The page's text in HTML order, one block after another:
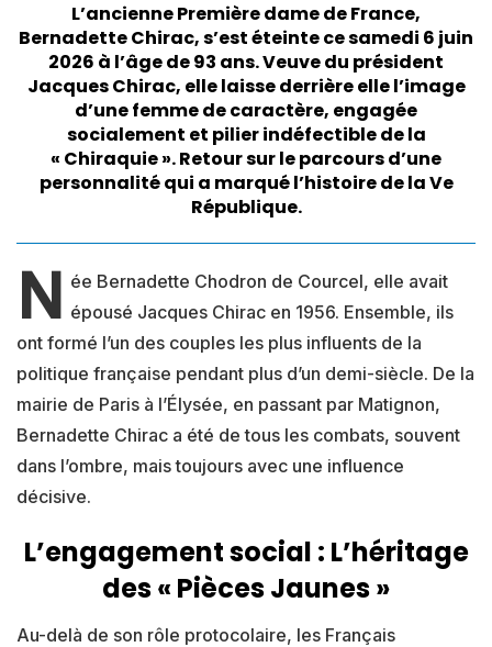
L’ancienne Première dame de France,
Bernadette Chirac, s’est éteinte ce samedi 6 juin
2026 à l’âge de 93 ans. Veuve du président
Jacques Chirac, elle laisse derrière elle l’image
d’une femme de caractère, engagée
socialement et pilier indéfectible de la
« Chiraquie ». Retour sur le parcours d’une
personnalité qui a marqué l’histoire de la Ve
République.
N ée Bernadette Chodron de Courcel, elle avait
épousé Jacques Chirac en 1956. Ensemble, ils
ont formé l’un des couples les plus influents de la
politique française pendant plus d’un demi-siècle. De la
mairie de Paris à l’Élysée, en passant par Matignon,
Bernadette Chirac a été de tous les combats, souvent
dans l’ombre, mais toujours avec une influence
décisive.
L’engagement social : L’héritage
des « Pièces Jaunes »
Au-delà de son rôle protocolaire, les Français